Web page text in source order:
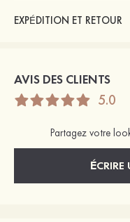
EXPÉDITION ET RETOUR
AVIS DES CLIENTS
5.0
Partagez votre